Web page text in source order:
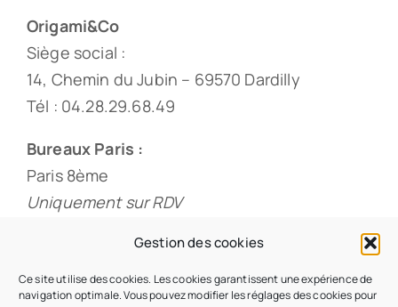
Gestion des cookies
Ce site utilise des cookies. Les cookies garantissent une expérience de
navigation optimale. Vous pouvez modifier les réglages des cookies pour
Origami&Co
Siège social :
14, Chemin du Jubin – 69570 Dardilly
Tél : 04.28.29.68.49
Bureaux Paris :
Paris 8ème
Uniquement sur RDV